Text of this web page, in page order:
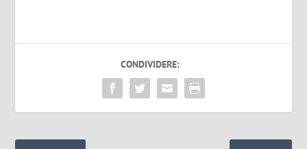
CONDIVIDERE: